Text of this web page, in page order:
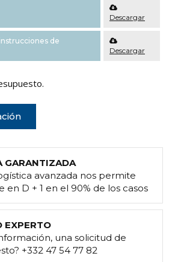
Descargar
de
Descargar
GARANTIZADA
avanzada nos permite
en D + 1 en el 90% de los casos
EXPERTO
una solicitud de
+332 47 54 77 82